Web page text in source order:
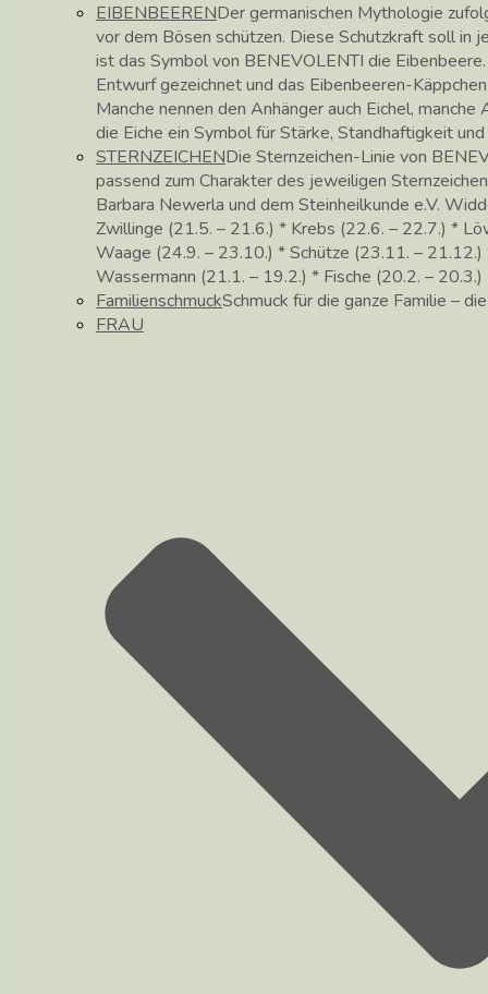
EIBENBEERENDer germanischen Mythologie
vor dem Bösen schützen. Diese Schutzkraft soll in
ist das Symbol von BENEVOLENTI die
Entwurf gezeichnet und das Eibenbeeren-
Manche nennen den Anhänger auch Eichel,
die Eiche ein Symbol für Stärke, Standhaftigkeit
STERNZEICHENDie Sternzeichen-Linie von
passend zum Charakter des jeweiligen
Barbara Newerla und dem Steinheilkunde e.V.
Zwillinge (21.5. – 21.6.) * Krebs (22.6. – 22.7.) *
Waage (24.9. – 23.10.) * Schütze (23.11. –
Wassermann (21.1. – 19.2.) * Fische (20.2. – 20.3.)
FamilienschmuckSchmuck für die ganze Familie –
FRAU